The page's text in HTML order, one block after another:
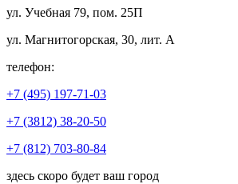
ул. Учебная 79, пом. 25П
ул. Магнитогорская, 30, лит. А
телефон:
+7 (495) 197-71-03
+7 (3812) 38-20-50
+7 (812) 703-80-84
здесь скоро будет ваш город